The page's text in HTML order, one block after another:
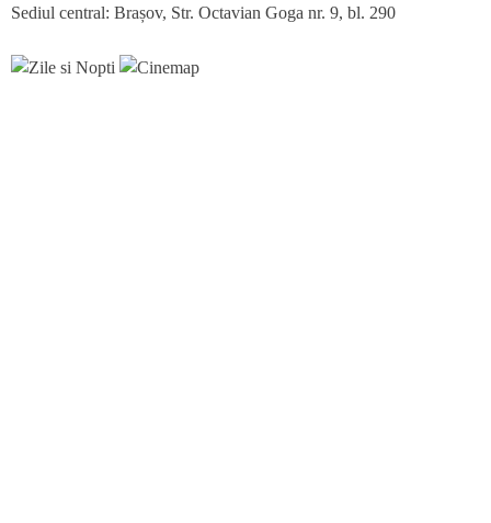
Sediul central: Brașov, Str. Octavian Goga nr. 9, bl. 290